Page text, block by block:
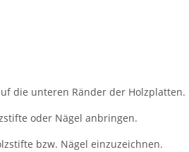
die unteren Ränder der Holzplatten.
oder Nägel anbringen.
bzw. Nägel einzuzeichnen.